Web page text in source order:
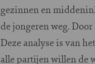
gezinnen en
de jongeren weg.
Deze analyse is van
alle partijen willen de